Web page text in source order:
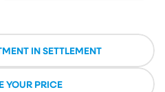
IN SETTLEMENT
YOUR PRICE